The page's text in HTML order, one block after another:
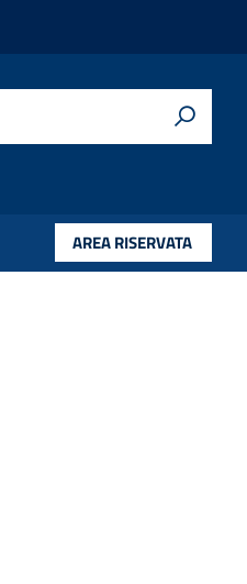
AREA RISERVATA